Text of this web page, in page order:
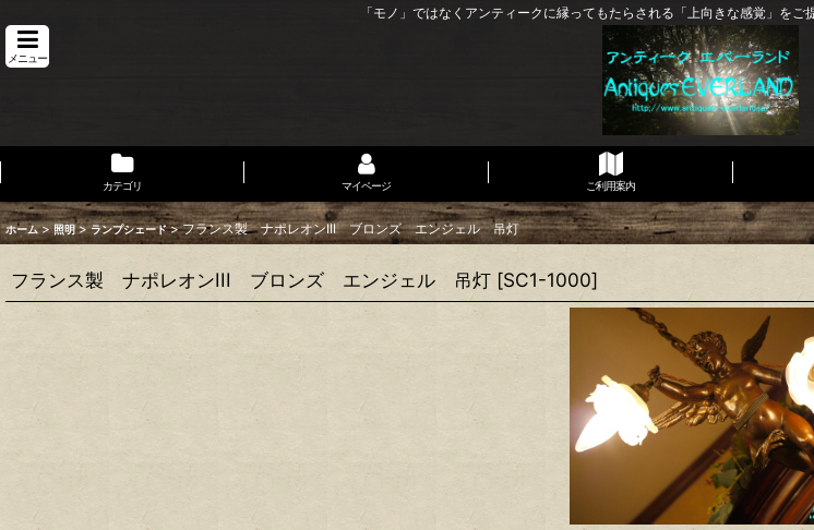
「モノ」ではなくアンティークに縁ってもたらされる「上向きな感覚
メニュー
カテゴリ マイページ ご利用案内
ホーム > 照明 > ランプシェード > フランス製 ナポレオンIII ブロンズ エンジェル 吊灯
フランス製 ナポレオンIII ブロンズ エンジェル 吊灯 [SC1-1000]